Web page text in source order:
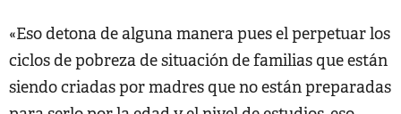
«Eso detona de alguna manera pues el perpetuar los
ciclos de pobreza de situación de familias que están
siendo criadas por madres que no están preparadas